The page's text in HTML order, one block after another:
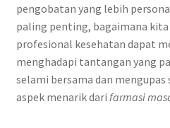
pengobatan yang lebih
paling penting, bagaimana kita
profesional kesehatan dapat
menghadapi tantangan yang
selami bersama dan
aspek menarik dari farmasi